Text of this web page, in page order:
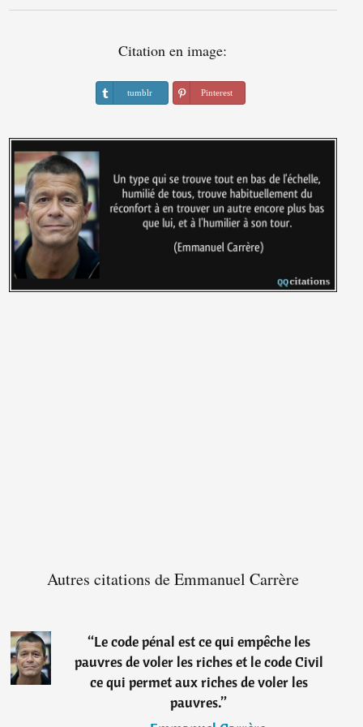
Citation en image:
tumblr Pinterest
Autres citations de Emmanuel Carrère
“Le code pénal est ce qui empêche les
pauvres de voler les riches et le code Civil
ce qui permet aux riches de voler les
pauvres.”